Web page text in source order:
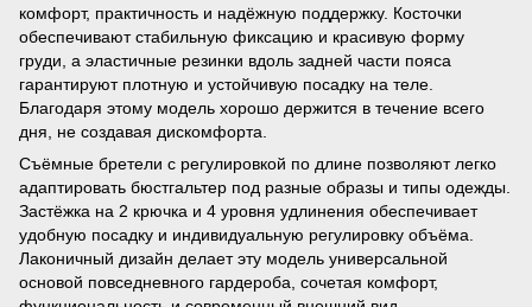
комфорт, практичность и надёжную поддержку. Косточки
обеспечивают стабильную фиксацию и красивую форму
груди, а эластичные резинки вдоль задней части пояса
гарантируют плотную и устойчивую посадку на теле.
Благодаря этому модель хорошо держится в течение всего
дня, не создавая дискомфорта.
Съёмные бретели с регулировкой по длине позволяют легко
адаптировать бюстгальтер под разные образы и типы одежды.
Застёжка на 2 крючка и 4 уровня удлинения обеспечивает
удобную посадку и индивидуальную регулировку объёма.
Лаконичный дизайн делает эту модель универсальной
основой повседневного гардероба, сочетая комфорт,